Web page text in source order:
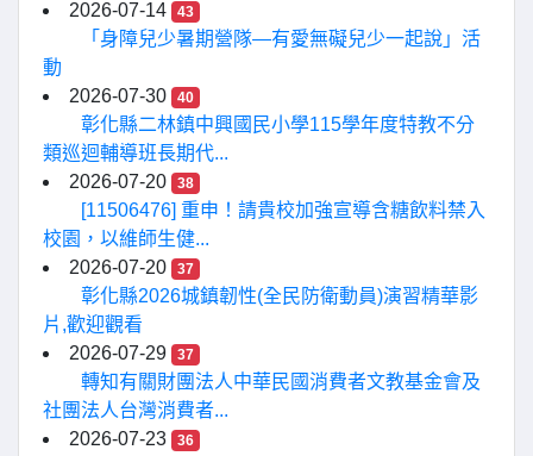
2026-07-14
43
「身障兒少暑期營隊—有愛無礙兒少一起說」活
動
2026-07-30
40
彰化縣二林鎮中興國民小學115學年度特教不分
類巡迴輔導班長期代...
2026-07-20
38
[11506476] 重申！請貴校加強宣導含糖飲料禁入
校園，以維師生健...
2026-07-20
37
彰化縣2026城鎮韌性(全民防衛動員)演習精華影
片,歡迎觀看
2026-07-29
37
轉知有關財團法人中華民國消費者文教基金會及
社團法人台灣消費者...
2026-07-23
36